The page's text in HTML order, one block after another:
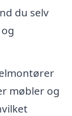
du selv
møbler og